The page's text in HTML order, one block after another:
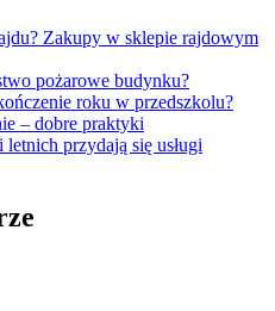
Zakupy w sklepie rajdowym
pożarowe budynku?
roku w przedszkolu?
– dobre praktyki
przydają się usługi